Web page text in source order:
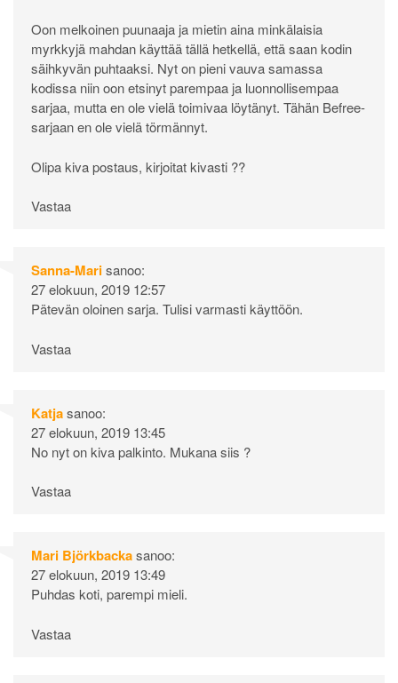
Oon melkoinen puunaaja ja mietin aina minkälaisia
myrkkyjä mahdan käyttää tällä hetkellä, että saan kodin
säihkyvän puhtaaksi. Nyt on pieni vauva samassa
kodissa niin oon etsinyt parempaa ja luonnollisempaa
sarjaa, mutta en ole vielä toimivaa löytänyt. Tähän Befree-
sarjaan en ole vielä törmännyt.
Olipa kiva postaus, kirjoitat kivasti ??
Vastaa
Sanna-Marisanoo:
27 elokuun, 2019 12:57
Pätevän oloinen sarja. Tulisi varmasti käyttöön.
Vastaa
Katjasanoo:
27 elokuun, 2019 13:45
No nyt on kiva palkinto. Mukana siis ?
Vastaa
Mari Björkbackasanoo:
27 elokuun, 2019 13:49
Puhdas koti, parempi mieli.
Vastaa